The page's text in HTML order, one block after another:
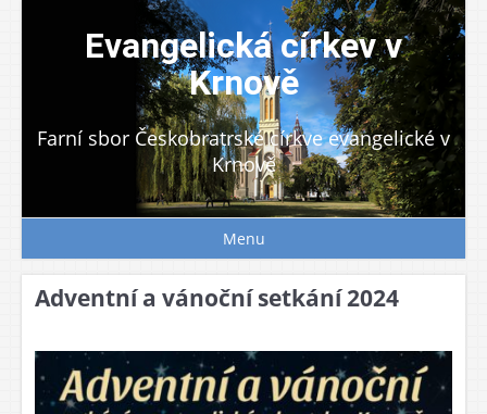
Evangelická církev v
Krnově
Farní sbor Českobratrské církve evangelické v
Krnově
Menu
Adventní a vánoční setkání 2024